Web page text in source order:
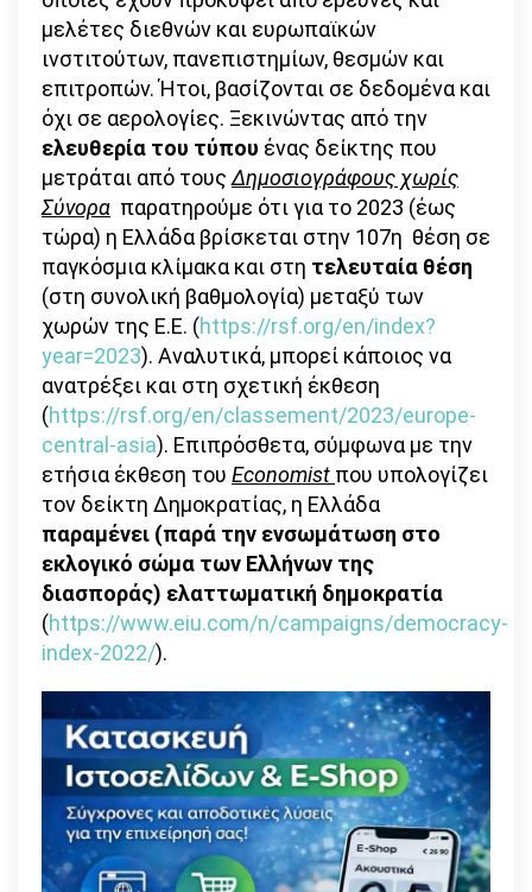
μελέτες διεθνών και ευρωπαϊκών
ινστιτούτων, πανεπιστημίων, θεσμών και
επιτροπών. Ήτοι, βασίζονται σε δεδομένα και
όχι σε αερολογίες. Ξεκινώντας από την
ελευθερία του τύπου ένας δείκτης που
μετράται από τουςΔημοσιογράφους χωρίς
Σύνορα παρατηρούμε ότι για το 2023 (έως
τώρα) η Ελλάδα βρίσκεται στην 107η θέση σε
παγκόσμια κλίμακα και στη τελευταία θέση
(στη συνολική βαθμολογία) μεταξύ των
χωρών της Ε.Ε. (https://rsf.org/en/index?
year=2023). Αναλυτικά, μπορεί κάποιος να
ανατρέξει και στη σχετική έκθεση
(https://rsf.org/en/classement/2023/europe-
central-asia). Επιπρόσθετα, σύμφωνα με την
ετήσια έκθεση του Economist που υπολογίζει
τον δείκτη Δημοκρατίας, η Ελλάδα
παραμένει (παρά την ενσωμάτωση στο
εκλογικό σώμα των Ελλήνων της
διασποράς) ελαττωματική δημοκρατία
(https://www.eiu.com/n/campaigns/democracy-
index-2022/).